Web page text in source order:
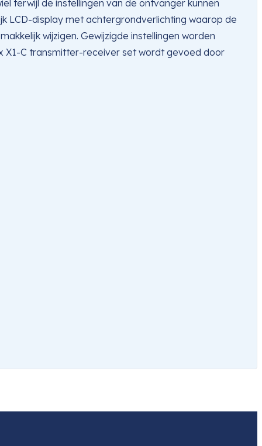
terwijl de instellingen van de ontvanger kunnen
LCD-display met achtergrondverlichting waarop de
wijzigen. Gewijzigde instellingen worden
X1-C transmitter-receiver set wordt gevoed door